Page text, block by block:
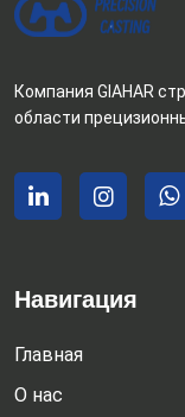
Компания GIAHAR
области
Навигация
Главная
О нас